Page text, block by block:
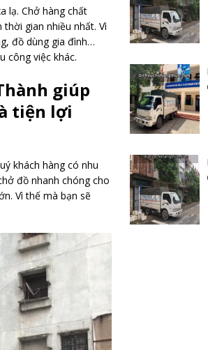
lạ. Chở hàng chất
gian nhiều nhất. Vì
đồ dùng gia đình…
công việc khác.
giúp
tiện lợi
khách hàng có nhu
đồ nhanh chóng cho
Vì thế mà bạn sẽ